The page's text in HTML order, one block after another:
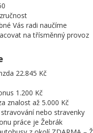
Vás radi naučíme
na třísměnný provoz
22.845 Kč
1.200 Kč
znalost až 5.000 Kč
nebo stravenky
práce je Žebrák